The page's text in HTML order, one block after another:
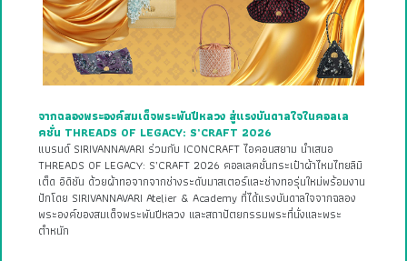
จากฉลองพระองค์สมเด็จพระพันปีหลวง สู่แรงบันดาลใจในคอลเล
คชั่น THREADS OF LEGACY: S’CRAFT 2026
แบรนด์ SIRIVANNAVARI ร่วมกับ ICONCRAFT ไอคอนสยาม นำเสนอ
THREADS OF LEGACY: S’CRAFT 2026 คอลเลคชั่นกระเป๋าผ้าไหมไทยลิมิ
เต็ด อิดิชัน ด้วยผ้าทอจากจากช่างระดับมาสเตอร์และช่างทอรุ่นใหม่พร้อมงาน
ปักโดย SIRIVANNAVARI Atelier & Academy ที่ได้แรงบันดาลใจจากฉลอง
พระองค์ของสมเด็จพระพันปีหลวง และสถาปัตยกรรมพระที่นั่งและพระ
ตำหนัก